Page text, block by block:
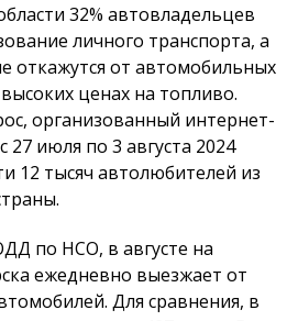
32% автовладельцев
личного транспорта, а
откажутся от автомобильных
ценах на топливо.
организованный интернет-
июля по 3 августа 2024
12 тысяч автолюбителей из
по НСО, в августе на
ежедневно выезжает от
Для сравнения, в